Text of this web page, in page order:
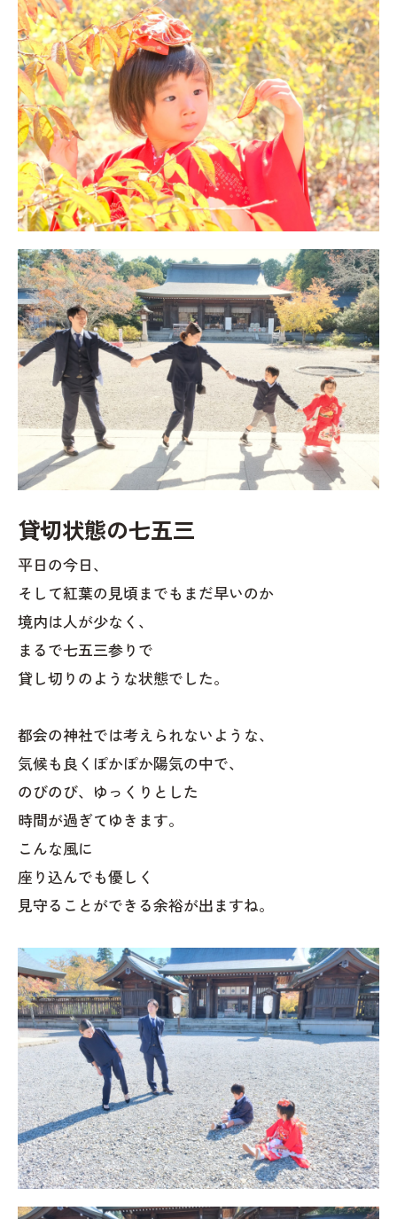
貸切状態の七五三
平日の今日、
そして紅葉の見頃までもまだ早いのか
境内は人が少なく、
まるで七五三参りで
貸し切りのような状態でした。
都会の神社では考えられないような、
気候も良くぽかぽか陽気の中で、
のびのび、ゆっくりとした
時間が過ぎてゆきます。
こんな風に
座り込んでも優しく
見守ることができる余裕が出ますね。